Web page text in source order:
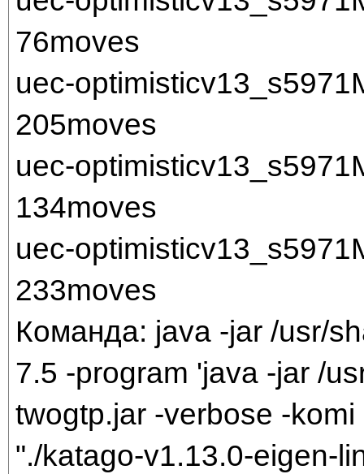
76moves
uec-
205moves
uec-
134moves
uec-
233moves
Команда: java -jar /usr/
7.5 -program 'java -jar /
twogtp.jar -verbose -
"./katago-v1.13.0-eigen-